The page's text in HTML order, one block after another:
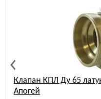
Клапан КПЛ Ду 65
Апогей